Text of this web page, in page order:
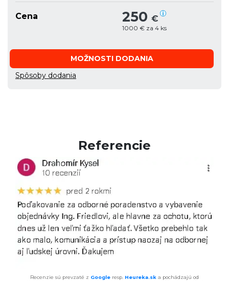
Cena 250 €
1000 € za 4 ks
MOŽNOSTI DODANIA
Spôsoby dodania
Referencie
Recenzie sú prevzaté z Google resp. Heureka.sk a pochádzajú od